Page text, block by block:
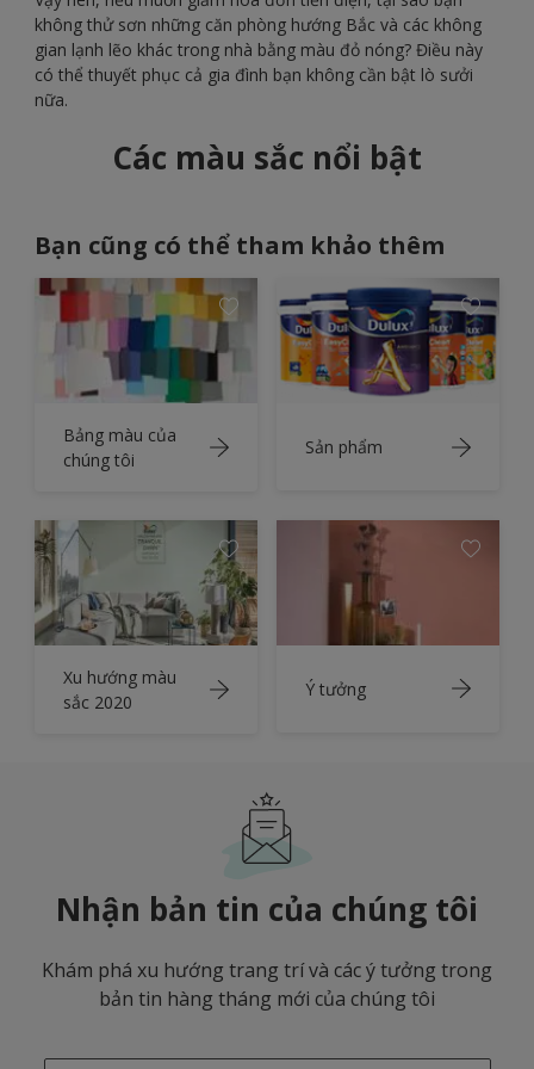
không thử sơn những căn phòng hướng Bắc và các không
gian lạnh lẽo khác trong nhà bằng màu đỏ nóng? Điều này
có thể thuyết phục cả gia đình bạn không cần bật lò sưởi
nữa.
Các màu sắc nổi bật
Bạn cũng có thể tham khảo thêm
Bảng màu của
chúng tôi
Sản phẩm
Xu hướng màu
sắc 2020
Ý tưởng
Nhận bản tin của chúng tôi
Khám phá xu hướng trang trí và các ý tưởng trong
bản tin hàng tháng mới của chúng tôi